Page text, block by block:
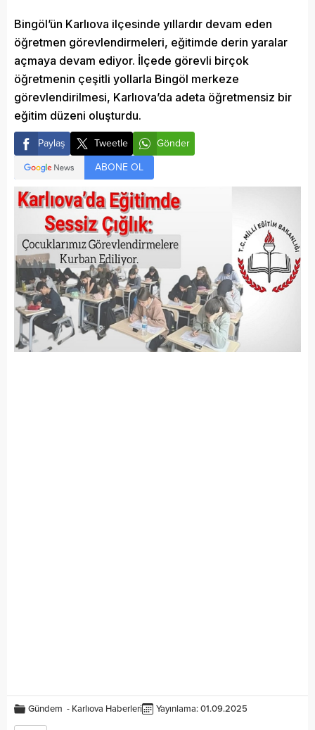
Bingöl’ün Karlıova ilçesinde yıllardır devam eden
öğretmen görevlendirmeleri, eğitimde derin yaralar
açmaya devam ediyor. İlçede görevli birçok
öğretmenin çeşitli yollarla Bingöl merkeze
görevlendirilmesi, Karlıova’da adeta öğretmensiz bir
eğitim düzeni oluşturdu.
Paylaş Tweetle
Gönder
ABONE OL
Gündem - Karlıova Haberleri Yayınlama: 01.09.2025